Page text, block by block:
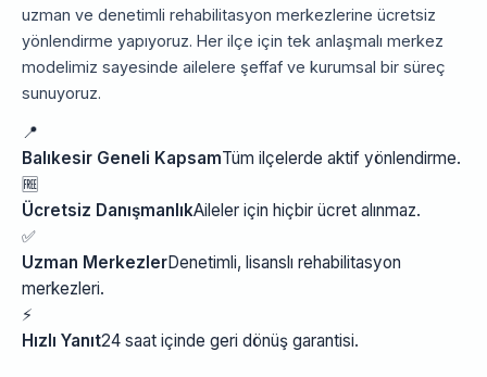
uzman ve denetimli rehabilitasyon merkezlerine ücretsiz
yönlendirme yapıyoruz. Her ilçe için tek anlaşmalı merkez
modelimiz sayesinde ailelere şeffaf ve kurumsal bir süreç
sunuyoruz.
📍
Balıkesir Geneli KapsamTüm ilçelerde aktif yönlendirme.
🆓
Ücretsiz DanışmanlıkAileler için hiçbir ücret alınmaz.
✅
Uzman MerkezlerDenetimli, lisanslı rehabilitasyon
merkezleri.
⚡
Hızlı Yanıt24 saat içinde geri dönüş garantisi.